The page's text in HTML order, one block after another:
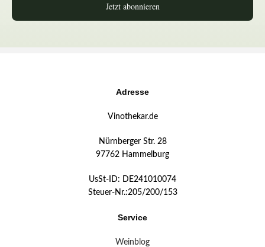
Jetzt abonnieren
Adresse
Vinothekar.de
Nürnberger Str. 28
97762 Hammelburg
UsSt-ID: DE241010074
Steuer-Nr.:205/200/153
Service
Weinblog